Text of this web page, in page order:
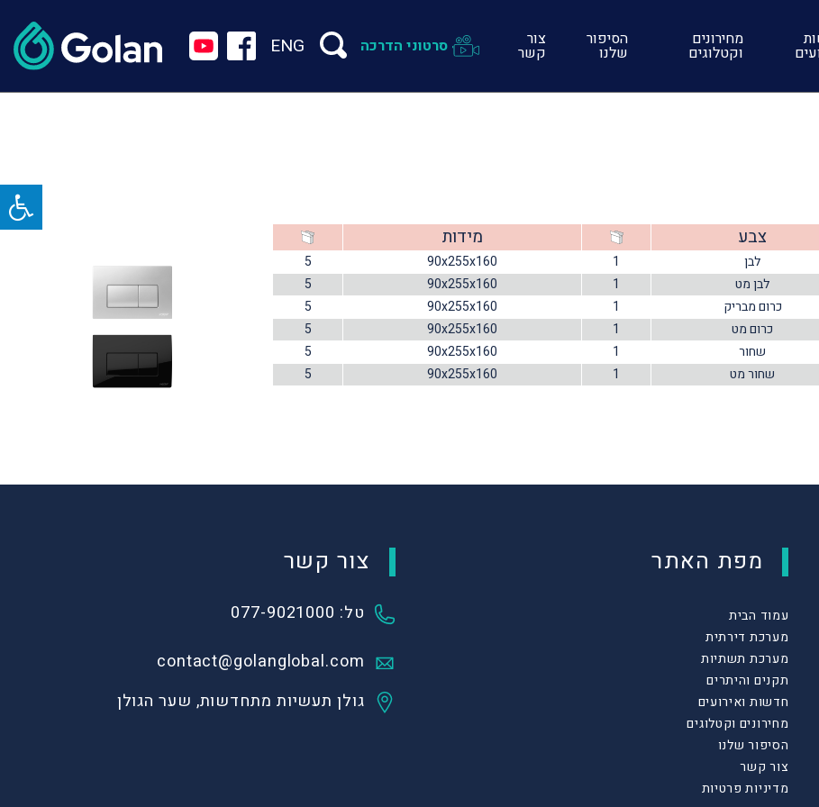
מחירונים
וקטלוגים
הסיפור
שלנו
צור
קשר סרטוני הדרכה ENG
צבע מידות
לבן 1
90x255x160
5
לבן מט 1
90x255x160
5
כרום מבריק 1
90x255x160
5
כרום מט 1
90x255x160
5
שחור 1
90x255x160
5
שחור מט 1
90x255x160
5
מפת האתר
עמוד הבית
מערכת דירתית
מערכת תשתיות
תקנים והיתרים
חדשות ואירועים
מחירונים וקטלוגים
הסיפור שלנו
צור קשר
מדיניות פרטיות
צור קשר
טל: 077-9021000
contact@golanglobal.com
גולן תעשיות מתחדשות, שער הגולן